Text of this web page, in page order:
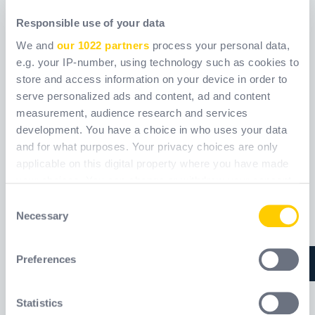
Responsible use of your data
We and our 1022 partners process your personal data,
e.g. your IP-number, using technology such as cookies to
store and access information on your device in order to
serve personalized ads and content, ad and content
measurement, audience research and services
development. You have a choice in who uses your data
and for what purposes. Your privacy choices are only
applicable on this digital property where you have made
the Privacy trigger icon.
meters
Selection
Necessary
Preferences
Statistics
DERRICK SB HC ESKIMO SBHPS